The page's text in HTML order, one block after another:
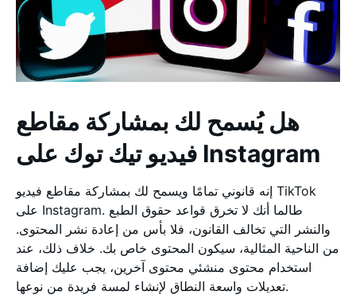
هل يُسمح لك بمشاركة مقاطع
فيديو تيك توك على Instagram
إنه قانوني تمامًا ويسمح لك بمشاركة مقاطع فيديو TikTok
على Instagram. طالما أنك لا تخرق قواعد حقوق الطبع
والنشر التي تخالف القانون، فلا بأس من إعادة نشر المحتوى.
من الناحية المثالية، سيكون المحتوى خاص بك. خلاف ذلك، عند
استخدام محتوى منشئي محتوى آخرين، يجب عليك إضافة
تعديلات واسعة النطاق لإنشاء لمسة فريدة من نوعها.